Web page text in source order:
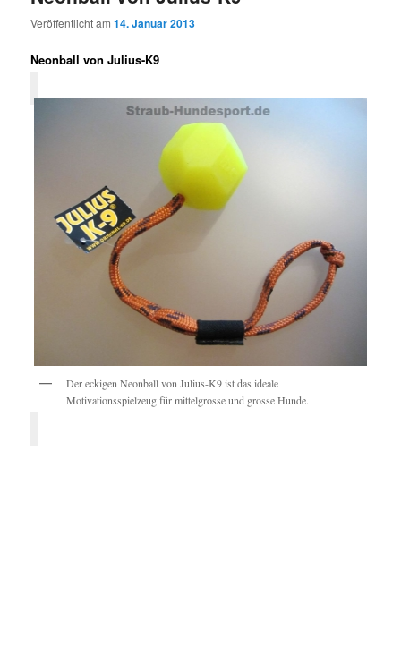
Veröffentlicht am14. Januar 2013
Neonball von Julius-K9
Der eckigen Neonball von Julius-K9 ist das ideale
Motivationsspielzeug für mittelgrosse und grosse Hunde.